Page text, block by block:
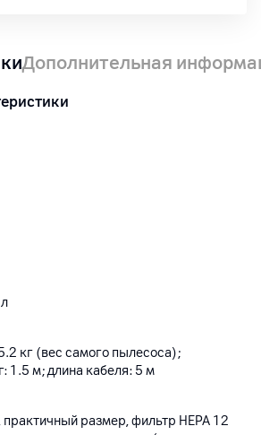
Дополнительная
кг (вес самого пылесоса);
1.5 м; длина кабеля: 5 м
размер, фильтр НЕРА 12